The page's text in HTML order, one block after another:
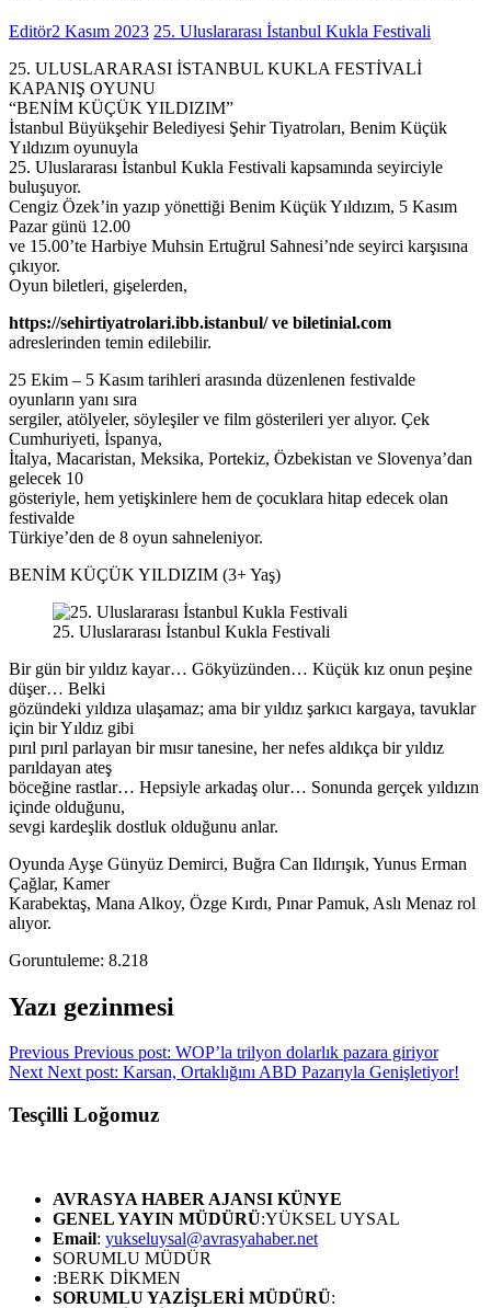
Editör2 Kasım 2023 25. Uluslararası İstanbul Kukla Festivali
25. ULUSLARARASI İSTANBUL KUKLA FESTİVALİ
KAPANIŞ OYUNU
“BENİM KÜÇÜK YILDIZIM”
İstanbul Büyükşehir Belediyesi Şehir Tiyatroları, Benim Küçük
Yıldızım oyunuyla
25. Uluslararası İstanbul Kukla Festivali kapsamında seyirciyle
buluşuyor.
Cengiz Özek’in yazıp yönettiği Benim Küçük Yıldızım, 5 Kasım
Pazar günü 12.00
ve 15.00’te Harbiye Muhsin Ertuğrul Sahnesi’nde seyirci karşısına
çıkıyor.
Oyun biletleri, gişelerden,
https://sehirtiyatrolari.ibb.istanbul/ ve biletinial.com
adreslerinden temin edilebilir.
25 Ekim – 5 Kasım tarihleri arasında düzenlenen festivalde
oyunların yanı sıra
sergiler, atölyeler, söyleşiler ve film gösterileri yer alıyor. Çek
Cumhuriyeti, İspanya,
İtalya, Macaristan, Meksika, Portekiz, Özbekistan ve Slovenya’dan
gelecek 10
gösteriyle, hem yetişkinlere hem de çocuklara hitap edecek olan
festivalde
Türkiye’den de 8 oyun sahneleniyor.
BENİM KÜÇÜK YILDIZIM (3+ Yaş)
25. Uluslararası İstanbul Kukla Festivali
Bir gün bir yıldız kayar… Gökyüzünden… Küçük kız onun peşine
düşer… Belki
gözündeki yıldıza ulaşamaz; ama bir yıldız şarkıcı kargaya, tavuklar
için bir Yıldız gibi
pırıl pırıl parlayan bir mısır tanesine, her nefes aldıkça bir yıldız
parıldayan ateş
böceğine rastlar… Hepsiyle arkadaş olur… Sonunda gerçek yıldızın
içinde olduğunu,
sevgi kardeşlik dostluk olduğunu anlar.
Oyunda Ayşe Günyüz Demirci, Buğra Can Ildırışık, Yunus Erman
Çağlar, Kamer
Karabektaş, Mana Alkoy, Özge Kırdı, Pınar Pamuk, Aslı Menaz rol
alıyor.
Goruntuleme: 8.218
Yazı gezinmesi
Previous Previous post: WOP’la trilyon dolarlık pazara giriyor
Next Next post: Karsan, Ortaklığını ABD Pazarıyla Genişletiyor!
Tesçilli Loğomuz
AVRASYA HABER AJANSI KÜNYE
GENEL YAYIN MÜDÜRÜ:YÜKSEL UYSAL
Email: yukseluysal@avrasyahaber.net
SORUMLU MÜDÜR
:BERK DİKMEN
SORUMLU YAZİŞLERİ MÜDÜRÜ: